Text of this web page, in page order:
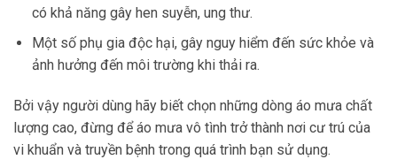
có khả năng gây hen suyễn, ung thư.
Một số phụ gia độc hại, gây nguy hiểm đến sức khỏe và
ảnh hưởng đến môi trường khi thải ra.
Bởi vậy người dùng hãy biết chọn những dòng áo mưa chất
lượng cao, đừng để áo mưa vô tình trở thành nơi cư trú của
vi khuẩn và truyền bệnh trong quá trình bạn sử dụng.